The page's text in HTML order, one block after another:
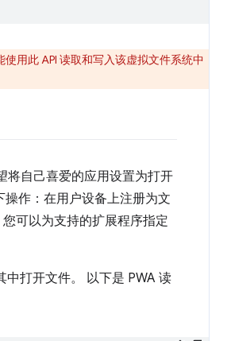
使用此 API 读取和写入该虚拟文件系统中
将自己喜爱的应用设置为打开
作：在用户设备上注册为文
可以为支持的扩展程序指定
打开文件。 以下是 PWA 读